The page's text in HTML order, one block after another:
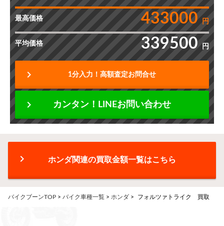
最高価格 433000 円
平均価格 339500 円
chevron_right 1分入力！高額査定お問合せ
chevron_right カンタン！LINEお問い合わせ
chevron_right ホンダ関連の買取金額一覧はこちら
バイクブーンTOP > バイク車種一覧 > ホンダ > フォルツァトライク 買取